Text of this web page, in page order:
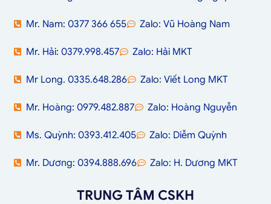
Mr. Nam: 0377 366 655 Zalo: Vũ Hoàng Nam
Mr. Hải: 0379.998.457 Zalo: Hải MKT
Mr Long. 0335.648.286 Zalo: Viết Long MKT
Mr. Hoàng: 0979.482.887 Zalo: Hoàng Nguyễn
Ms. Quỳnh: 0393.412.405 Zalo: Diễm Quỳnh
Mr. Dương: 0394.888.696 Zalo: H. Dương MKT
TRUNG TÂM CSKH